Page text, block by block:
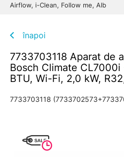
Airflow, i-Clean, Follow me, Alb
înapoi
7733703118 Aparat de
Bosch Climate
BTU, Wi-Fi, 2,0 kW,
7733703118